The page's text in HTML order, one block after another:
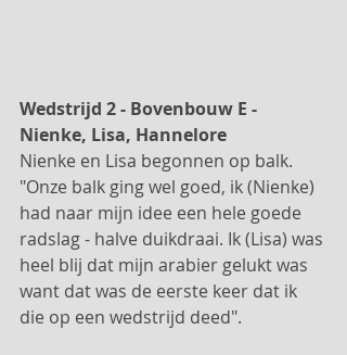
Wedstrijd 2 - Bovenbouw E -
Nienke, Lisa, Hannelore
Nienke en Lisa begonnen op balk.
"Onze balk ging wel goed, ik (Nienke)
had naar mijn idee een hele goede
radslag - halve duikdraai. Ik (Lisa) was
heel blij dat mijn arabier gelukt was
want dat was de eerste keer dat ik
die op een wedstrijd deed".